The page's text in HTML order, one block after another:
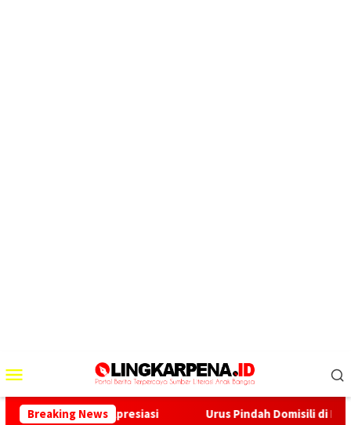
Mobile
Breaking News
Apresiasi Urus Pindah Domisili di Kabupaten